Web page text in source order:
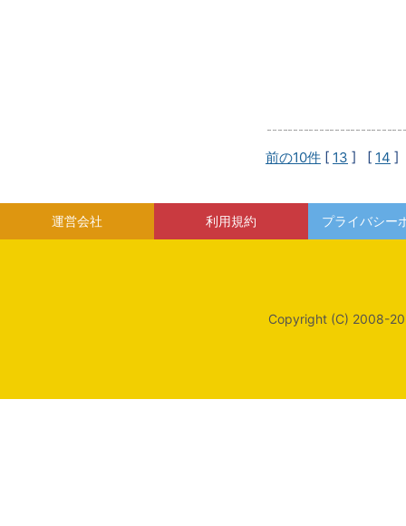
前の10件 [ 13 ] [ 14 ]
運営会社 利用規約 プライバシー
Copyright (C) 2008-